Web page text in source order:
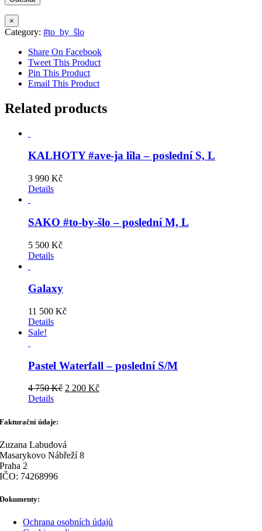
×
Category: #to_by_šlo
Share On Facebook
Tweet This Product
Pin This Product
Email This Product
Related products
KALHOTY #ave-ja lila – poslední S, L
3 990 Kč
Details
SAKO #to-by-šlo – poslední M, L
5 500 Kč
Details
Galaxy
11 500 Kč
Details
Sale!
Pastel Waterfall – poslední S/M
4 750Kč Original
2 200 KčCurrent
Details
Fakturační údaje:
Zuzana Labudová
Masarykovo Nábřeží 8
Praha 2
IČO: 74268996
Dokumenty:
Ochrana osobních údajů